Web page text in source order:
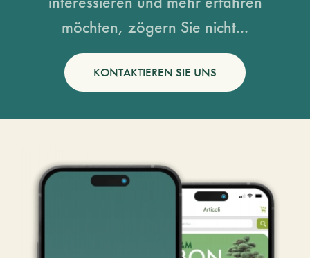
möchten, zögern Sie nicht...
KONTAKTIEREN SIE UNS